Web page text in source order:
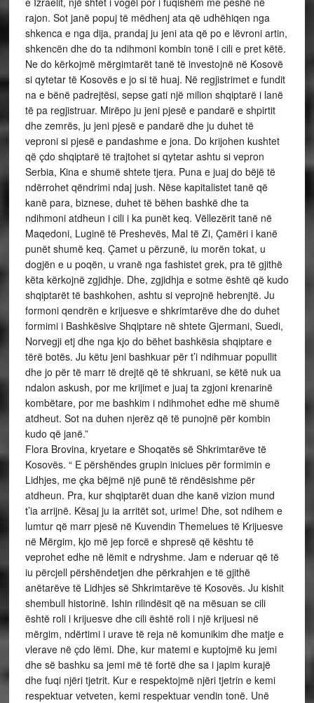
rajon. Sot janë popuj të mëdhenj ata që udhëhiqen nga
shkenca e nga dija, prandaj ju jeni ata që po e lëvroni artin,
shkencën dhe do ta ndihmoni kombin tonë i cili e pret këtë.
Ne do kërkojmë mërgimtarët tanë të investojnë në Kosovë
si qytetar të Kosovës e jo si të huaj. Në regjistrimet e fundit
na e bënë padrejtësi, sepse gati një milion shqiptarë i lanë
të pa regjistruar. Mirëpo ju jeni pjesë e pandarë e shpirtit
dhe zemrës, ju jeni pjesë e pandarë dhe ju duhet të
veproni si pjesë e pandashme e jona. Do krijohen kushtet
që çdo shqiptarë të trajtohet si qytetar ashtu si vepron
Serbia, Kina e shumë shtete tjera. Puna e juaj do bëjë të
ndërrohet qëndrimi ndaj jush. Nëse kapitalistet tanë që
kanë para, biznese, duhet të bëhen bashkë dhe ta
ndihmoni atdheun i cili i ka punët keq. Vëllezërit tanë në
Maqedoni, Luginë të Preshevës, Mal të Zi, Çamëri i kanë
punët shumë keq. Çamet u përzunë, iu morën tokat, u
dogjën e u poqën, u vranë nga fashistet grek, pra të gjithë
këta kërkojnë zgjidhje. Dhe, zgjidhja e sotme është që kudo
shqiptarët të bashkohen, ashtu si veprojnë hebrenjtë. Ju
formoni qendrën e krijuesve e shkrimtarëve dhe do duhet
formimi i Bashkësive Shqiptare në shtete Gjermani, Suedi,
Norvegji etj dhe nga kjo do bëhet bashkësia shqiptare e
tërë botës. Ju këtu jeni bashkuar për t’i ndihmuar popullit
dhe jo për të marr të drejtë që të shkruani, se këtë nuk ua
ndalon askush, por me krijimet e juaj ta zgjoni krenarinë
kombëtare, por me bashkim i ndihmohet edhe më shumë
atdheut. Sot na duhen njerëz që të punojnë për kombin
kudo që janë.”
Flora Brovina, kryetare e Shoqatës së Shkrimtarëve të
Kosovës. “ E përshëndes grupin iniciues për formimin e
Lidhjes, me çka bëjmë një punë të rëndësishme për
atdheun. Pra, kur shqiptarët duan dhe kanë vizion mund
t’ia arrijnë. Kësaj ju ia arritët sot, urime! Dhe, sot ndihem e
lumtur që marr pjesë në Kuvendin Themelues të Krijuesve
në Mërgim, kjo më jep forcë e shpresë që kështu të
veprohet edhe në lëmit e ndryshme. Jam e nderuar që të
iu përcjell përshëndetjen dhe përkrahjen e të gjithë
anëtarëve të Lidhjes së Shkrimtarëve të Kosovës. Ju kishit
shembull historinë. Ishin rilindësit që na mësuan se cili
është roli i krijuesve dhe cili është roli i një krijuesi në
mërgim, ndërtimi i urave të reja në komunikim dhe matje e
vlerave në çdo lëmi. Dhe, kur matemi e kuptojmë ku jemi
dhe së bashku sa jemi më të fortë dhe sa i japim kurajë
dhe fuqi njëri tjetrit. Kur e respektojmë njëri tjetrin e kemi
respektuar vetveten, kemi respektuar vendin tonë. Unë